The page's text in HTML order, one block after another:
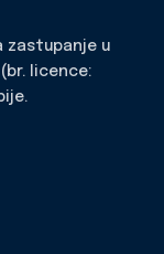
zastupanje u
licence: